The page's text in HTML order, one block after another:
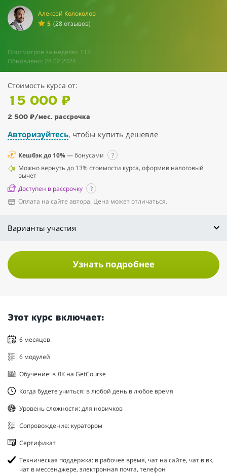
Алексей Колоколов
5 (28 отзывов)
Просмотров за неделю: 112
Обновлено: 28.02.2024
Стоимость курса от:
15 000 ₽
2 500 ₽/мес. рассрочка
Авторизуйтесь, чтобы купить дешевле
Кешбэк до 10%— бонусами
?
Можно вернуть до 13% стоимости курса, оформив налоговый
вычет
Доступен в рассрочку
?
Оплата на сайте автора. Цена может отличаться.
Варианты участия
Узнать подробнее
Этот курс включает:
6 месяцев
6 модулей
Обучение: в ЛК на GetCourse
Когда будете учиться: в любой день в любое время
Уровень сложности: для новичков
Сопровождение: куратором
Сертификат
Техническая поддержка: в рабочее время, чат на сайте, чат в вк,
чат в мессенджере, электронная почта, телефон